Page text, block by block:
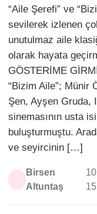
“Aile Şerefi” ve
sevilerek izlenen
unutulmaz aile
olarak hayata
GÖSTERİME
“Bizim Aile”; Münir
Şen, Ayşen Gruda,
sinemasının usta
buluşturmuştu.
ve seyircinin […]
Birsen
Altuntaş